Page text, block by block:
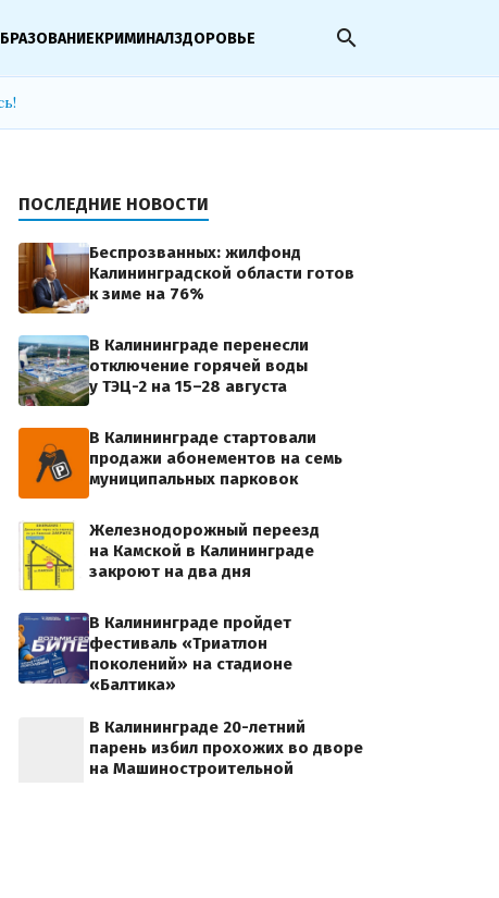
КРИМИНАЛЗДОРОВЬЕ search
ПОСЛЕДНИЕ НОВОСТИ
Беспрозванных: жилфонд
Калининградской области готов
к зиме на 76%
В Калининграде перенесли
отключение горячей воды
у ТЭЦ-2 на 15–28 августа
В Калининграде стартовали
продажи абонементов на семь
муниципальных парковок
Железнодорожный переезд
на Камской в Калининграде
закроют на два дня
В Калининграде пройдет
фестиваль «Триатлон
поколений» на стадионе
«Балтика»
В Калининграде 20-летний
парень избил прохожих во дворе
на Машиностроительной